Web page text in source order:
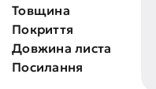
Товщина
Покриття
Довжина листа
Посилання